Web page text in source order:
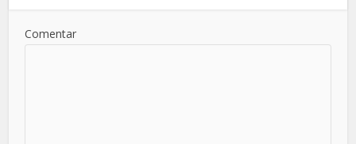
Comentar